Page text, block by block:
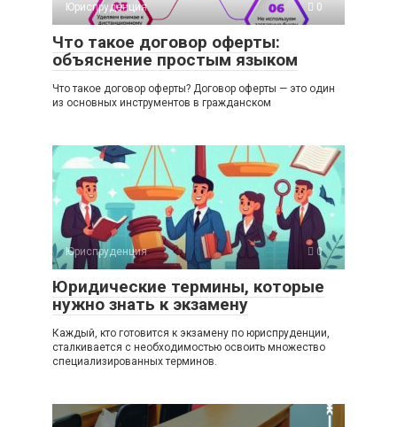
Юриспруденция 0
Что такое договор оферты:
объяснение простым языком
Что такое договор оферты? Договор оферты — это один
из основных инструментов в гражданском
Юриспруденция 0
Юридические термины, которые
нужно знать к экзамену
Каждый, кто готовится к экзамену по юриспруденции,
сталкивается с необходимостью освоить множество
специализированных терминов.